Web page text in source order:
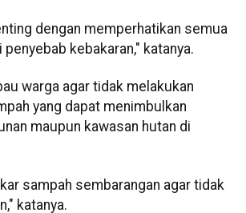
dengan memperhatikan semua
penyebab kebakaran," katanya.
warga agar tidak melakukan
yang dapat menimbulkan
maupun kawasan hutan di
sampah sembarangan agar tidak
katanya.